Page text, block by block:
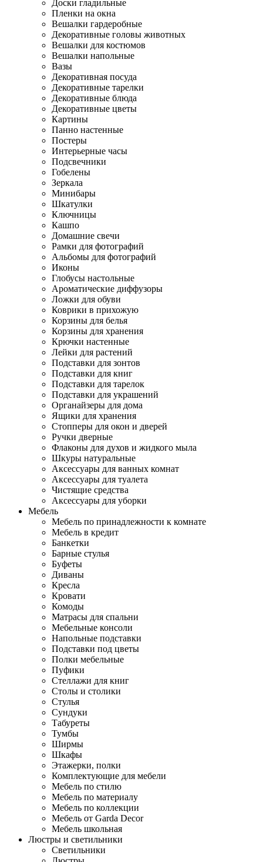
Доски гладильные
Пленки на окна
Вешалки гардеробные
Декоративные головы животных
Вешалки для костюмов
Вешалки напольные
Вазы
Декоративная посуда
Декоративные тарелки
Декоративные блюда
Декоративные цветы
Картины
Панно настенные
Постеры
Интерьерные часы
Подсвечники
Гобелены
Зеркала
Минибары
Шкатулки
Ключницы
Кашпо
Домашние свечи
Рамки для фотографий
Альбомы для фотографий
Иконы
Глобусы настольные
Ароматические диффузоры
Ложки для обуви
Коврики в прихожую
Корзины для белья
Корзины для хранения
Крючки настенные
Лейки для растений
Подставки для зонтов
Подставки для книг
Подставки для тарелок
Подставки для украшений
Органайзеры для дома
Ящики для хранения
Стопперы для окон и дверей
Ручки дверные
Флаконы для духов и жидкого мыла
Шкуры натуральные
Аксессуары для ванных комнат
Аксессуары для туалета
Чистящие средства
Аксессуары для уборки
Мебель
Мебель по принадлежности к комнате
Мебель в кредит
Банкетки
Барные стулья
Буфеты
Диваны
Кресла
Кровати
Комоды
Матрасы для спальни
Мебельные консоли
Напольные подставки
Подставки под цветы
Полки мебельные
Пуфики
Стеллажи для книг
Столы и столики
Стулья
Сундуки
Табуреты
Тумбы
Ширмы
Шкафы
Этажерки, полки
Комплектующие для мебели
Мебель по стилю
Мебель по материалу
Мебель по коллекции
Мебель от Garda Decor
Мебель школьная
Люстры и светильники
Светильники